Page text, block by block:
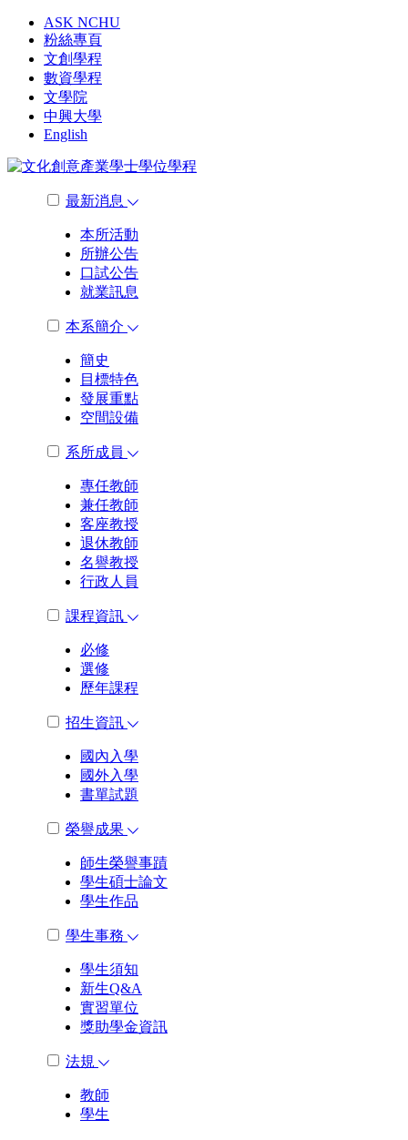
ASK NCHU
粉絲專頁
文創學程
數資學程
文學院
中興大學
English
最新消息
本所活動
所辦公告
口試公告
就業訊息
本系簡介
簡史
目標特色
發展重點
空間設備
系所成員
專任教師
兼任教師
客座教授
退休教師
名譽教授
行政人員
課程資訊
必修
選修
歷年課程
招生資訊
國內入學
國外入學
書單試題
榮譽成果
師生榮譽事蹟
學生碩士論文
學生作品
學生事務
學生須知
新生Q&A
實習單位
獎助學金資訊
法規
教師
學生